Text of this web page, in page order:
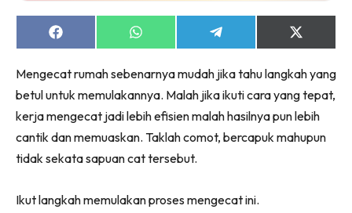
Menarik Lagi
Casa Impiana
Impiana Makeover
Makeover Ruang Selebriti
Destinasi
Hotel
Kafe
High Rise
Share
on
Share
on
Share
on
Share
on
(Twitter)
Mengecat rumah sebenarnya mudah jika tahu langkah yang
betul untuk memulakannya. Malah jika ikuti cara yang tepat,
kerja mengecat jadi lebih efisien malah hasilnya pun lebih
cantik dan memuaskan. Taklah comot, bercapuk mahupun
tidak sekata sapuan cat tersebut.
Ikut langkah memulakan proses mengecat ini.